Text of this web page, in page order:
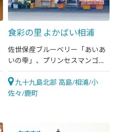
食彩の里 よかばい相浦
佐世保産ブルーベリー「あいあ
いの雫」、プリンセスマンゴー
をはじめ地元で採れた野菜･果
物・海産物販売しております！
九十九島北部 高島/相浦/小
佐々/鹿町